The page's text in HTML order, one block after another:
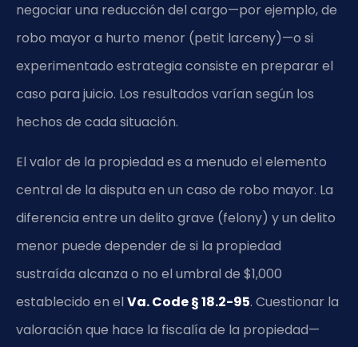
negociar una reducción del cargo—por ejemplo, de
robo mayor a hurto menor (petit larceny)—o si
experimentado estrategia consiste en preparar el
caso para juicio. Los resultados varían según los
hechos de cada situación.
El valor de la propiedad es a menudo el elemento
central de la disputa en un caso de robo mayor. La
diferencia entre un delito grave (felony) y un delito
menor puede depender de si la propiedad
sustraída alcanza o no el umbral de $1,000
establecido en el Va. Code § 18.2-95. Cuestionar la
valoración que hace la fiscalía de la propiedad—